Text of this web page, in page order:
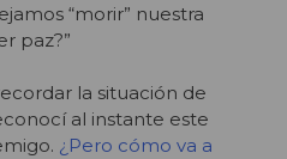
“morir” nuestra
paz?”
la situación de
al instante este
¿Pero cómo va a